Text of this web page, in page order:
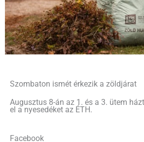
Szombaton ismét érkezik a zöldjárat
Augusztus 8-án az 1. és a 3. ütem
el a nyesedéket az ÉTH.
Facebook